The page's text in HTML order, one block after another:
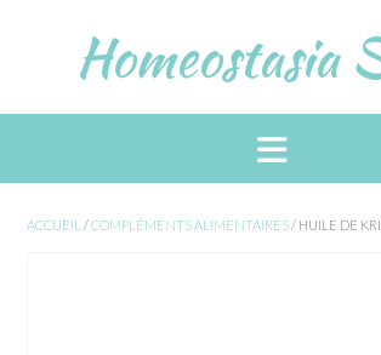
Homeostasia
ACCUEIL /COMPLÉMENTS ALIMENTAIRES/ HUILE DE